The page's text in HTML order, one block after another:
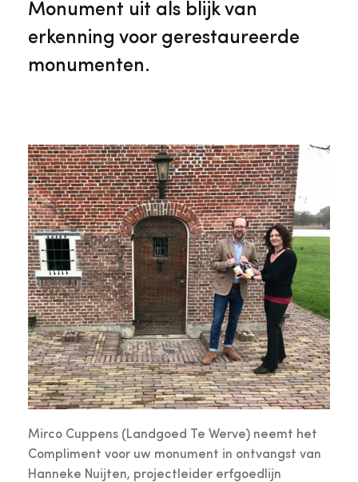
Bekijk alle diensten
Monument uit als blijk van
erkenning voor gerestaureerde
monumenten.
Mirco Cuppens (Landgoed Te Werve) neemt het
Compliment voor uw monument in ontvangst van
Hanneke Nuijten, projectleider erfgoedlijn